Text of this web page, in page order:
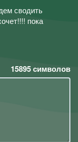
сводить
пока
15895символов